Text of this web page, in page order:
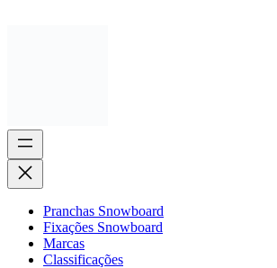
Pranchas Snowboard
Fixações Snowboard
Marcas
Classificações